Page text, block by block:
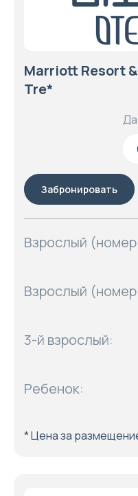
Marriott Resort
Tre*
Забронировать
Взрослый
Взрослый (номер
3-й взрослый:
Ребенок:
* Цена за